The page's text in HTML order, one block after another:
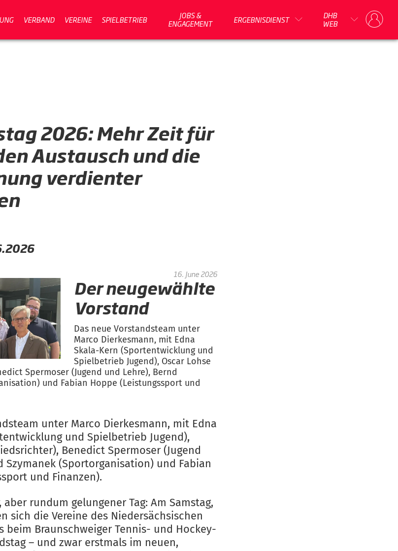
VERBAND VEREINE SPIELBETRIEB
JOBS &
ENGAGEMENT
ERGEBNISDIENST
DHB
WEB
2026: Mehr Zeit für
Austausch und die
verdienter
16. June 2026
Der neugewählte
Vorstand
Das neue Vorstandsteam unter
Marco Dierkesmann, mit Edna
Skala-Kern (Sportentwicklung und
Spielbetrieb Jugend), Oscar Lohse
Spermoser (Jugend und Lehre), Bernd
und Fabian Hoppe (Leistungssport und
unter Marco Dierkesmann, mit Edna
und Spielbetrieb Jugend),
Benedict Spermoser (Jugend
Szymanek (Sportorganisation) und Fabian
und Finanzen).
aber rundum gelungener Tag: Am Samstag,
sich die Vereine des Niedersächsischen
beim Braunschweiger Tennis- und Hockey-
– und zwar erstmals im neuen,